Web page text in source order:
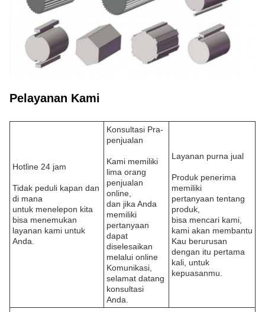
Pelayanan Kami
Hotline 24 jam
Tidak peduli kapan dan
di mana
untuk menelepon kita
bisa menemukan
layanan kami untuk
Anda.
Konsultasi Pra-
penjualan
Kami memiliki
lima orang
penjualan
online,
dan jika Anda
memiliki
pertanyaan
dapat
diselesaikan
melalui online
Komunikasi,
selamat datang
konsultasi
Anda.
Layanan purna jual
Produk penerima
memiliki
pertanyaan tentang
produk,
bisa mencari kami,
kami akan membantu
Kau berurusan
dengan itu pertama
kali, untuk
kepuasanmu.